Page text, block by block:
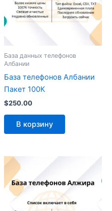
База данных телефонов
Албании
База телефонов Албании
Пакет 100К
$250.00
В корзину